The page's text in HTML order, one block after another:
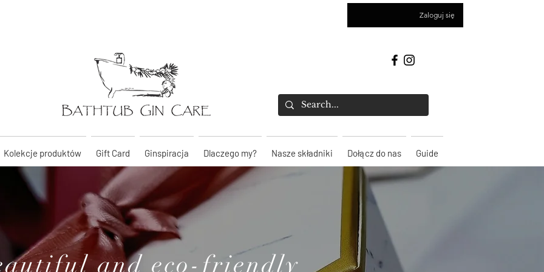
Zaloguj się
Kolekcje produktów Gift Card Ginspiracja Dlaczego my? Nasze składniki Dołącz do nas Guide
and eco-friendly